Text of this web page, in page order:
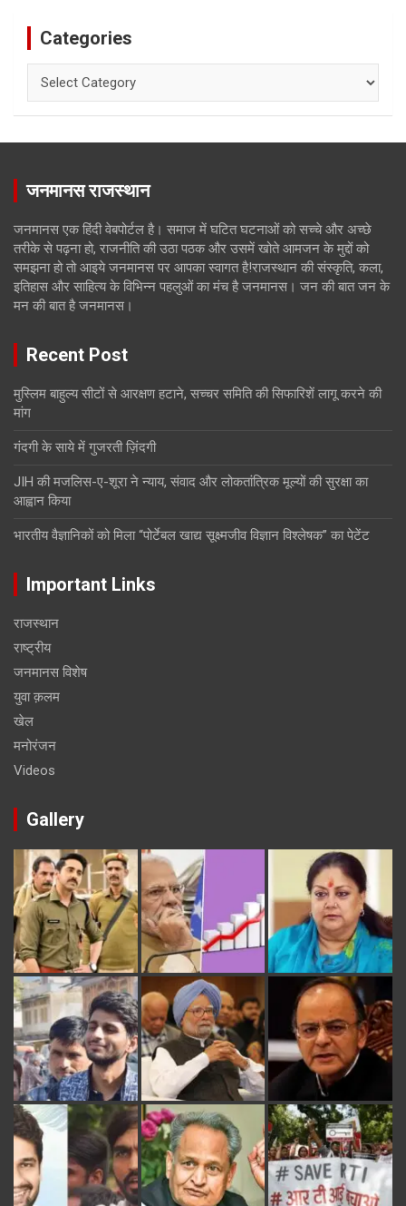
Categories
जनमानस राजस्थान
जनमानस एक हिंदी वेबपोर्टल है। समाज में घटित घटनाओं को सच्चे और अच्छे
तरीके से पढ़ना हो, राजनीति की उठा पठक और उसमें खोते आमजन के मुद्दों को
समझना हो तो आइये जनमानस पर आपका स्वागत है!राजस्थान की संस्कृति, कला,
इतिहास और साहित्य के विभिन्न पहलुओं का मंच है जनमानस। जन की बात जन के
मन की बात है जनमानस।
Recent Post
मुस्लिम बाहुल्य सीटों से आरक्षण हटाने, सच्चर समिति की सिफारिशें लागू करने की
मांग
गंदगी के साये में गुजरती ज़िंदगी
JIH की मजलिस-ए-शूरा ने न्याय, संवाद और लोकतांत्रिक मूल्यों की सुरक्षा का
आह्वान किया
भारतीय वैज्ञानिकों को मिला “पोर्टेबल खाद्य सूक्ष्मजीव विज्ञान विश्लेषक” का पेटेंट
Important Links
राजस्थान
राष्ट्रीय
जनमानस विशेष
युवा क़लम
खेल
मनोरंजन
Videos
Gallery